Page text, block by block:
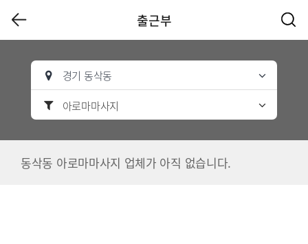
출근부
경기 동삭동
아로마마사지
동삭동 아로마마사지 업체가 아직 없습니다.